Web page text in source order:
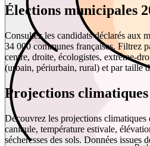
Élections municipales
Consultez les candidats déclarés aux
34 000 communes françaises. Filtrez
centre, droite, écologistes, extrême-
(urbain, périurbain, rural) et par taille
Projections
Découvrez les projections climatiques
canicule, température estivale,
sécheresses des sols. Données issues